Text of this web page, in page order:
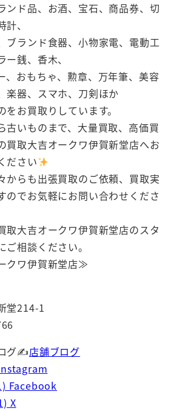
ンド品、お酒、宝石、商品券、切
、
ブランド食器、小物家電、電動工
銭、香木、
、おもちゃ、勲章、万年筆、美容
楽器、スマホ、刀剣ほか
をお買取りしています。
古いものまで、大量買取、高価買
買取大吉オークワ伊賀新堂店へお
ださい
からも出張買取のご依頼、買取実
のでお気軽にお問い合わせくださ
取大吉オークワ伊賀新堂店のスタ
ご相談ください。
クワ伊賀新堂店≫
堂214-1
グ✍店舗ブログ
Facebook
X